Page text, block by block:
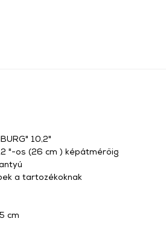
10,2"
"-os (26 cm ) képátmérőig
a tartozékoknak
cm